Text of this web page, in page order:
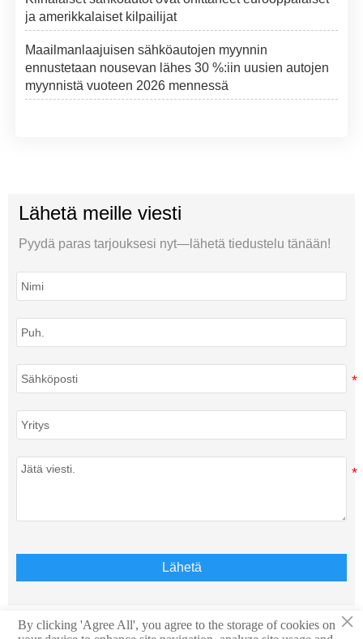
ja amerikkalaiset kilpailijat
Maailmanlaajuisen sähköautojen myynnin
ennustetaan nousevan lähes 30 %:iin uusien autojen
myynnistä vuoteen 2026 mennessä
Lähetä meille viesti
Pyydä paras tarjouksesi nyt—lähetä tiedustelu tänään!
Lähetä
×
By clicking 'Agree All', you agree to the storage of cookies on